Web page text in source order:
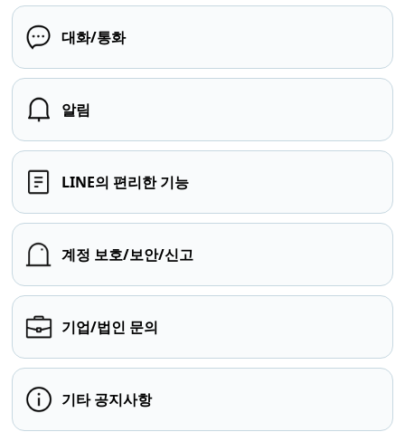
대화/통화
알림
LINE의 편리한 기능
계정 보호/보안/신고
기업/법인 문의
기타 공지사항